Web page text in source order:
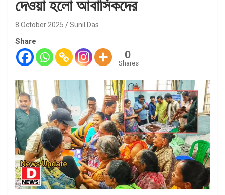
দেওয়া হলো আবাসিকদের
8 October 2025 Sunil Das
Share
0
Shares